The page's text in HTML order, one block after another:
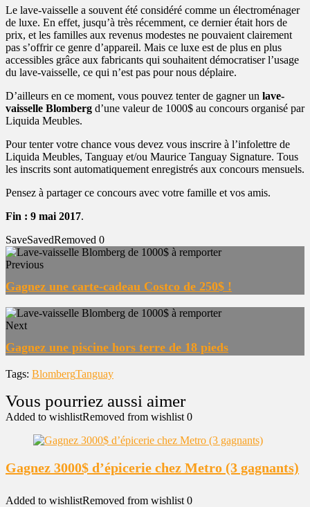
Le lave-vaisselle a souvent été considéré comme un électroménager
de luxe. En effet, jusqu’à très récemment, ce dernier était hors de
prix, et les familles aux revenus modestes ne pouvaient clairement
pas s’offrir ce genre d’appareil. Mais ce luxe est de plus en plus
accessibles grâce aux fabricants qui souhaitent démocratiser l’usage
du lave-vaisselle, ce qui n’est pas pour nous déplaire.
D’ailleurs en ce moment, vous pouvez tenter de gagner un lave-
vaisselle Blomberg d’une valeur de 1000$ au concours organisé par
Liquida Meubles.
Pour tenter votre chance vous devez vous inscrire à l’infolettre de
Liquida Meubles, Tanguay et/ou Maurice Tanguay Signature. Tous
les inscrits sont automatiquement enregistrés aux concours mensuels.
Pensez à partager ce concours avec votre famille et vos amis.
Fin : 9 mai 2017.
SaveSavedRemoved 0
Previous
Gagnez une carte-cadeau Costco de 250$ !
Next
Gagnez une piscine hors terre de 18 pieds
Tags: BlombergTanguay
Added to wishlistRemoved from wishlist 0
Gagnez 3000$ d’épicerie chez Metro (3 gagnants)
Added to wishlistRemoved from wishlist 0